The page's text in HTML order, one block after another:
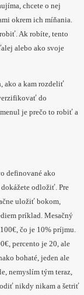
chcete o nej
okrem ich míňania.
Ak robíte, tento
alebo ako svoje
ako a kam rozdeliť
do
je prečo to robiť a
definované ako
odložiť. Pre
uložiť bokom,
príklad. Mesačný
čo je 10% príjmu.
percento je 20, ale
bohaté, jeden ale
nemyslím tým teraz,
nikdy nikam a šetriť